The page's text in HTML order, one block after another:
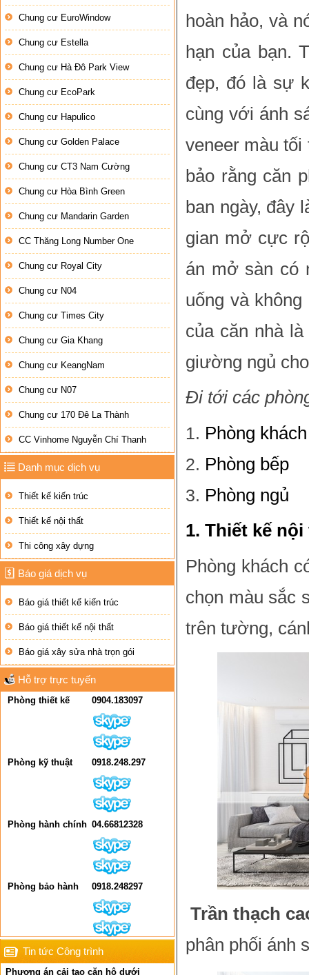
Chung cư EuroWindow
Chung cư Estella
Chung cư Hà Đô Park View
Chung cư EcoPark
Chung cư Hapulico
Chung cư Golden Palace
Chung cư CT3 Nam Cường
Chung cư Hòa Bình Green
Chung cư Mandarin Garden
CC Thăng Long Number One
Chung cư Royal City
Chung cư N04
Chung cư Times City
Chung cư Gia Khang
Chung cư KeangNam
Chung cư N07
Chung cư 170 Đê La Thành
CC Vinhome Nguyễn Chí Thanh
Danh mục dịch vụ
Thiết kế kiến trúc
Thiết kế nội thất
Thi công xây dựng
Báo giá dịch vụ
Báo giá thiết kế kiến trúc
Báo giá thiết kế nội thất
Báo giá xây sửa nhà trọn gói
Hỗ trợ trực tuyến
Phòng thiết kế 0904.183097
Phòng kỹ thuật 0918.248.297
Phòng hành chính 04.66812328
Phòng bảo hành 0918.248297
Tin tức Công trình
Phương án cải tạo căn hộ dưới
hoàn hảo, và
hạn của bạn.
đẹp, đó là sự
cùng với ánh
veneer màu tối
bảo rằng căn
ban ngày, đây
gian mở cực
án mở sàn có
uống và
của căn nhà
giường ngủ
Đi tới các
Phòng khách
Phòng bếp
Phòng ngủ
1. Thiết kế
Phòng khách
chọn màu sắc
trên tường,
Trần thạch
phân phối ánh